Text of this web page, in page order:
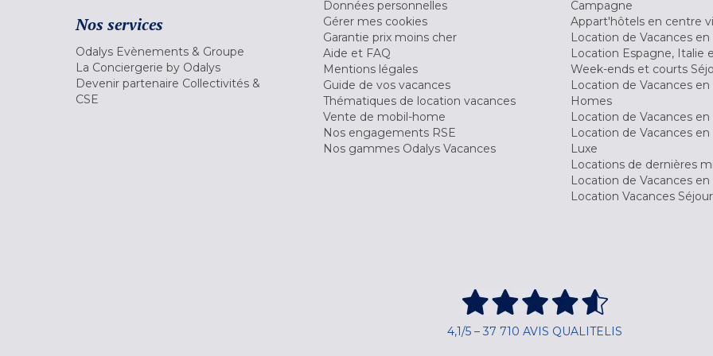
Nos services
Odalys Evènements & Groupe
La Conciergerie by Odalys
Devenir partenaire Collectivités &
CSE
Données personnelles
Gérer mes cookies
Garantie prix moins cher
Aide et FAQ
Mentions légales
Guide de vos vacances
Thématiques de location vacances
Vente de mobil-home
Nos engagements RSE
Nos gammes Odalys Vacances
Campagne
Appart'hôtels en centre
Location de Vacances en
Location Espagne, Italie
Week-ends et courts
Location de Vacances
Homes
Location de Vacances en
Location de Vacances en
Luxe
Locations de dernières
Location de Vacances
Location Vacances
4,1/5 – 37 710 AVIS QUALITELIS